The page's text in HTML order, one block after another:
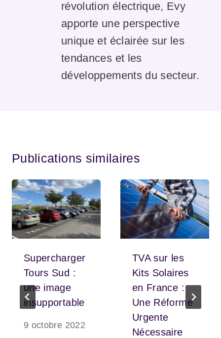
révolution électrique, Evy
apporte une perspective
unique et éclairée sur les
tendances et les
développements du secteur.
Publications similaires
Supercharger
Tours Sud :
une image
insupportable
9 octobre 2022
TVA sur les
Kits Solaires
en France :
Une Réforme
Urgente
Nécessaire